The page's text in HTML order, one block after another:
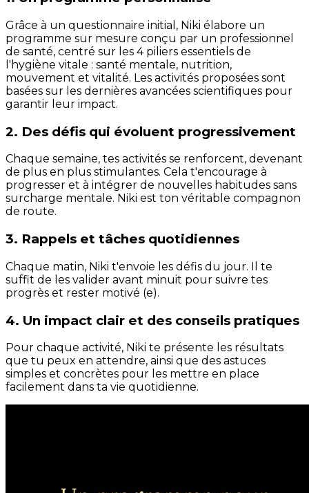
Grâce à un questionnaire initial, Niki élabore un
programme sur mesure conçu par un professionnel
de santé, centré sur les 4 piliers essentiels de
l'hygiène vitale : santé mentale, nutrition,
mouvement et vitalité. Les activités proposées sont
basées sur les dernières avancées scientifiques pour
garantir leur impact.
2. Des défis qui évoluent progressivement
Chaque semaine, tes activités se renforcent, devenant
de plus en plus stimulantes. Cela t'encourage à
progresser et à intégrer de nouvelles habitudes sans
surcharge mentale. Niki est ton véritable compagnon
de route.
3. Rappels et tâches quotidiennes
Chaque matin, Niki t'envoie les défis du jour. Il te
suffit de les valider avant minuit pour suivre tes
progrès et rester motivé (e).
4. Un impact clair et des conseils pratiques
Pour chaque activité, Niki te présente les résultats
que tu peux en attendre, ainsi que des astuces
simples et concrètes pour les mettre en place
facilement dans ta vie quotidienne.